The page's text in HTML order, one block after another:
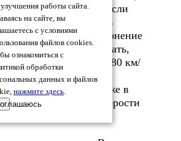
не замечаем. А если
что стрелка чуть-чуть
считаем такое отклонение
чтобы признать,
уже не равна 80 км/
через какую-нибудь
может отклониться уже в
среднее значение скорости
работы сайта.
на сайте, вы
с условиями
файлов cookies.
ознакомиться с
обработки
данных и файлов
нажмите здесь.